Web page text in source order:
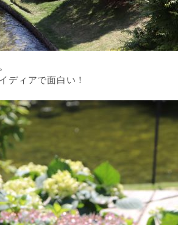
ディアで面白い！